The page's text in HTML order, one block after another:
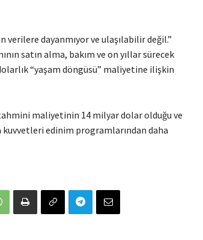
verilere dayanmıyor ve ulaşılabilir değil.”
satın alma, bakım ve on yıllar sürecek
“yaşam döngüsü” maliyetine ilişkin
maliyetinin 14 milyar dolar olduğu ve
kuvvetleri edinim programlarından daha